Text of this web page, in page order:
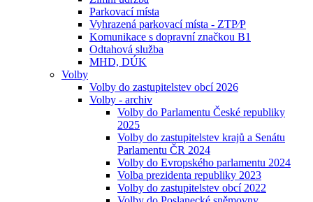
Parkovací místa
Vyhrazená parkovací místa - ZTP⁄P
Komunikace s dopravní značkou B1
Odtahová služba
MHD, DÚK
Volby
Volby do zastupitelstev obcí 2026
Volby - archiv
Volby do Parlamentu České republiky
2025
Volby do zastupitelstev krajů a Senátu
Parlamentu ČR 2024
Volby do Evropského parlamentu 2024
Volba prezidenta republiky 2023
Volby do zastupitelstev obcí 2022